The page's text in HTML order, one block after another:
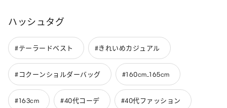
ハッシュタグ
#テーラードベスト #きれいめカジュアル
#コクーンショルダーバッグ #160cm_165cm
#163cm #40代コーデ #40代ファッション